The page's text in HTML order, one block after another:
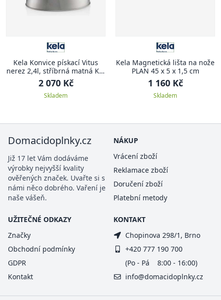
Kela Konvice pískací Vitus
nerez 2,4l, stříbrná matná KL-
12078
2 070 Kč
Skladem
Kela Magnetická lišta na nože
PLAN 45 x 5 x 1,5 cm
1 160 Kč
Skladem
Domacidoplnky.cz
Již 17 let Vám dodáváme
výrobky nejvyšší kvality
ověřených značek. Uvařte si s
námi něco dobrého. Vaření je
naše vášeň.
NÁKUP
Vrácení zboží
Reklamace zboží
Doručení zboží
Platební metody
UŽITEČNÉ ODKAZY
Značky
Obchodní podmínky
GDPR
Kontakt
KONTAKT
Chopinova 298/1, Brno
+420 777 190 700
(Po - Pá 8:00 - 16:00)
info@domacidoplnky.cz